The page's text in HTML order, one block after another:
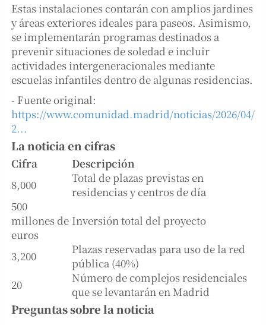
Estas instalaciones contarán con amplios jardines
y áreas exteriores ideales para paseos. Asimismo,
se implementarán programas destinados a
prevenir situaciones de soledad e incluir
actividades intergeneracionales mediante
escuelas infantiles dentro de algunas residencias.
- Fuente original:
https://www.comunidad.madrid/noticias/2026/04/
2...
La noticia en cifras
Cifra
Descripción
8,000
Total de plazas previstas en
residencias y centros de día
500
millones de
euros
Inversión total del proyecto
3,200
Plazas reservadas para uso de la red
pública (40%)
20
Número de complejos residenciales
que se levantarán en Madrid
Preguntas sobre la noticia